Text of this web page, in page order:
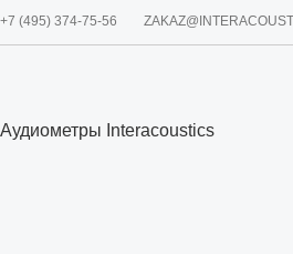
+7 (495) 374-75-56
Аудиометры Interacoustics